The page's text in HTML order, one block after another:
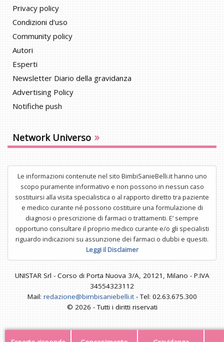
Privacy policy
Condizioni d'uso
Community policy
Autori
Esperti
Newsletter Diario della gravidanza
Advertising Policy
Notifiche push
Network Universo »
Le informazioni contenute nel sito BimbiSanieBelli.it hanno uno
scopo puramente informativo e non possono in nessun caso
sostituirsi alla visita specialistica o al rapporto diretto tra paziente
e medico curante né possono costituire una formulazione di
diagnosi o prescrizione di farmaci o trattamenti. E’ sempre
opportuno consultare il proprio medico curante e/o gli specialisti
riguardo indicazioni su assunzione dei farmaci o dubbi e quesiti.
Leggi il Disclaimer
UNISTAR Srl - Corso di Porta Nuova 3/A, 20121, Milano - P.IVA
34554323112
Mail: redazione@bimbisaniebelli.it- Tel: 02.63.675.300
© 2026 - Tutti i diritti riservati